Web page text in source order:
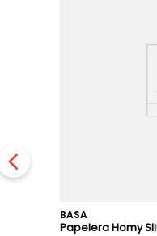
BASA
Papelera Homy